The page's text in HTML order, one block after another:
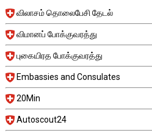
விலாசம் தொலைபேசி தேடல்
விமானப் போக்குவரத்து
புகையிரத போக்குவரத்து
Embassies and Consulates
20Min
Autoscout24